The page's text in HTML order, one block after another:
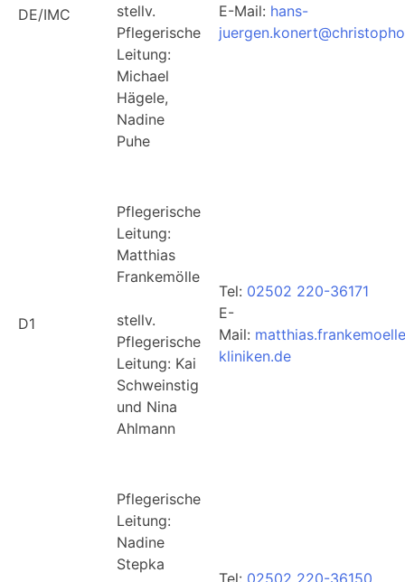
DE/IMC
stellv.
Pflegerische
Leitung:
Michael
Hägele,
Nadine
Puhe
E-Mail: hans-
D1
Pflegerische
Leitung:
Matthias
Frankemölle
stellv.
Pflegerische
Leitung: Kai
Schweinstig
und Nina
Ahlmann
Tel: 02502 220-36171
E-
Mail:
kliniken.de
Pflegerische
Leitung:
Nadine
Stepka
Tel: 02502 220-36150